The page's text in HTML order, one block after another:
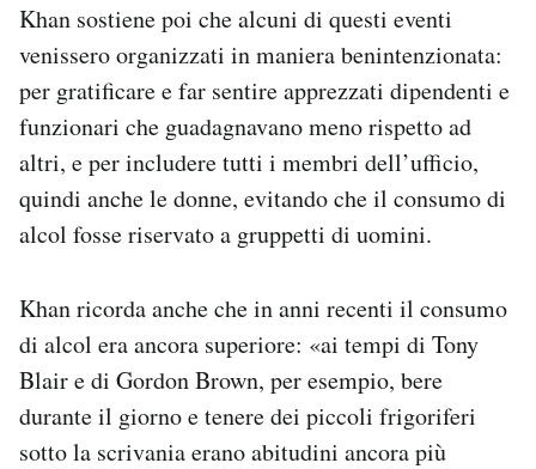
Khan sostiene poi che alcuni di questi eventi
venissero organizzati in maniera benintenzionata:
per gratificare e far sentire apprezzati dipendenti e
funzionari che guadagnavano meno rispetto ad
altri, e per includere tutti i membri dell’ufficio,
quindi anche le donne, evitando che il consumo di
alcol fosse riservato a gruppetti di uomini.
Khan ricorda anche che in anni recenti il consumo
di alcol era ancora superiore: «ai tempi di Tony
Blair e di Gordon Brown, per esempio, bere
durante il giorno e tenere dei piccoli frigoriferi
sotto la scrivania erano abitudini ancora più